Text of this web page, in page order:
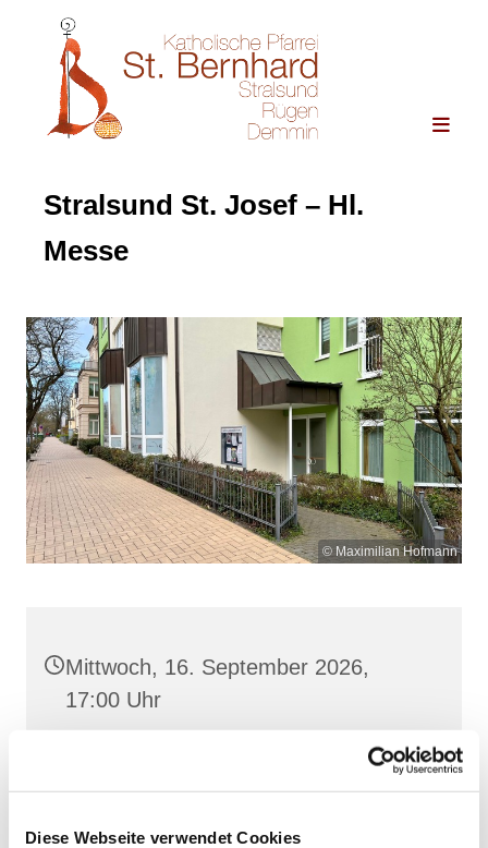
Diese Webseite verwendet Cookies
Stralsund St. Josef – Hl.
Messe
© Maximilian Hofmann
Mittwoch, 16. September 2026,
17:00 Uhr
St. Josef, Stralsund, Jungfernstieg
3A, 18437 Stralsund